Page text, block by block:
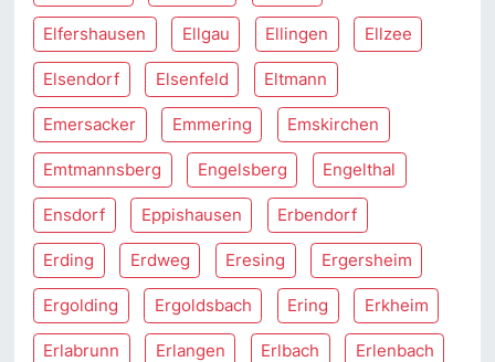
Elfershausen Ellgau Ellingen Ellzee
Elsendorf Elsenfeld Eltmann
Emersacker Emmering Emskirchen
Emtmannsberg Engelsberg Engelthal
Ensdorf Eppishausen Erbendorf
Erding Erdweg Eresing Ergersheim
Ergolding Ergoldsbach Ering Erkheim
Erlabrunn Erlangen Erlbach Erlenbach